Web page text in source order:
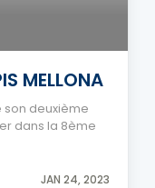
MELLONA
deuxième
dans la 8ème
JAN 24, 2023